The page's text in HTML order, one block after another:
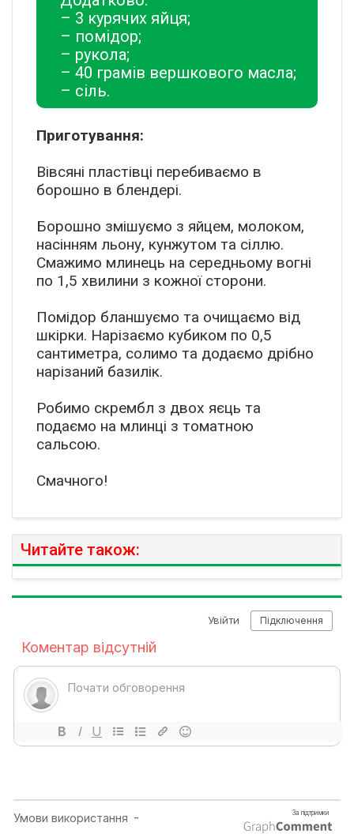
– 3 курячих яйця;
– помідор;
– рукола;
– 40 грамів вершкового масла;
– сіль.
Приготування:
Вівсяні пластівці перебиваємо в
борошно в блендері.
Борошно змішуємо з яйцем, молоком,
насінням льону, кунжутом та сіллю.
Смажимо млинець на середньому вогні
по 1,5 хвилини з кожної сторони.
Помідор бланшуємо та очищаємо від
шкірки. Нарізаємо кубиком по 0,5
сантиметра, солимо та додаємо дрібно
нарізаний базилік.
Робимо скрембл з двох яєць та
подаємо на млинці з томатною
сальсою.
Смачного!
Читайте також: